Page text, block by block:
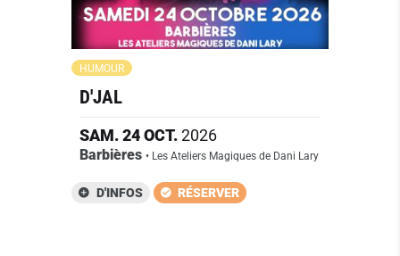
HUMOUR
D'JAL
SAM.24OCT.2026
Barbières • Les Ateliers Magiques de Dani Lary
D'INFOS RÉSERVER